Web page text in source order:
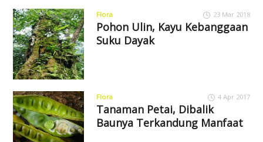
Flora 23 Mar 2018
Pohon Ulin, Kayu Kebanggaan
Suku Dayak
Flora 4 Apr 2017
Tanaman Petai, Dibalik
Baunya Terkandung Manfaat